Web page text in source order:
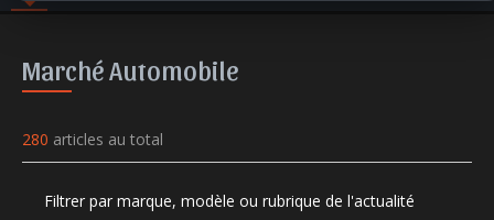
Marché Automobile
280 articles au total
Filtrer par marque, modèle ou rubrique de l'actualité